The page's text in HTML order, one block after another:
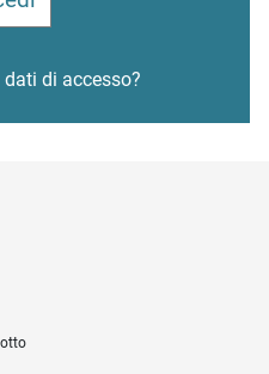
di accesso?